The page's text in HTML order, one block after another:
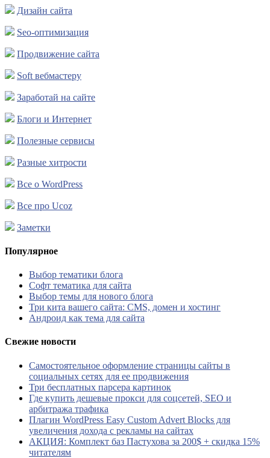
Дизайн сайта
Seo-оптимизация
Продвижение сайта
Soft вебмастеру
Заработай на сайте
Блоги и Интернет
Полезные сервисы
Разные хитрости
Все о WordPress
Все про Ucoz
Заметки
Популярное
Выбор тематики блога
Софт тематика для сайта
Выбор темы для нового блога
Три кита вашего сайта: CMS, домен и хостинг
Андроид как тема для сайта
Свежие новости
Самостоятельное оформление страницы сайты в
социальных сетях для ее продвижения
Три бесплатных парсера картинок
Где купить дешевые прокси для соцсетей, SEO и
арбитража трафика
Плагин WordPress Easy Custom Advert Blocks для
увеличения дохода с рекламы на сайтах
АКЦИЯ: Комплект баз Пастухова за 200$ + скидка 15%
читателям